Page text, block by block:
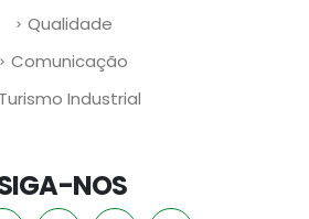
Qualidade
Comunicação
Turismo Industrial
NOS